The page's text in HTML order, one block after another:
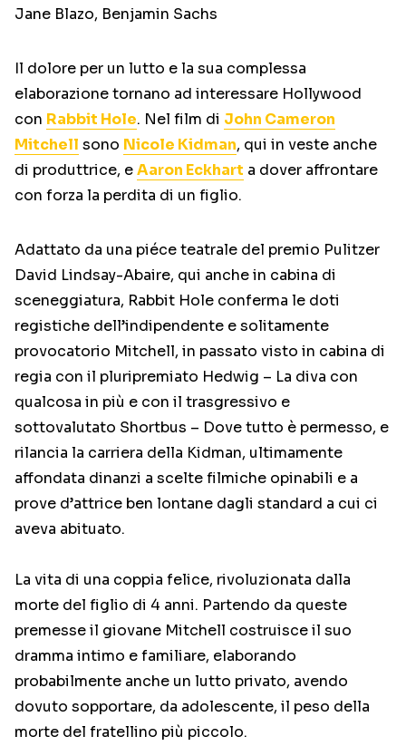
Jane Blazo, Benjamin Sachs
Il dolore per un lutto e la sua complessa
elaborazione tornano ad interessare Hollywood
con Rabbit Hole. Nel film di John Cameron
Mitchell sono Nicole Kidman, qui in veste anche
di produttrice, eAaron Eckhart a dover affrontare
con forza la perdita di un figlio.
Adattato da una piéce teatrale del premio Pulitzer
David Lindsay-Abaire, qui anche in cabina di
sceneggiatura, Rabbit Hole conferma le doti
registiche dell’indipendente e solitamente
provocatorio Mitchell, in passato visto in cabina di
regia con il pluripremiato Hedwig – La diva con
qualcosa in più e con il trasgressivo e
sottovalutato Shortbus – Dove tutto è permesso, e
rilancia la carriera della Kidman, ultimamente
affondata dinanzi a scelte filmiche opinabili e a
prove d’attrice ben lontane dagli standard a cui ci
aveva abituato.
La vita di una coppia felice, rivoluzionata dalla
morte del figlio di 4 anni. Partendo da queste
premesse il giovane Mitchell costruisce il suo
dramma intimo e familiare, elaborando
probabilmente anche un lutto privato, avendo
dovuto sopportare, da adolescente, il peso della
morte del fratellino più piccolo.